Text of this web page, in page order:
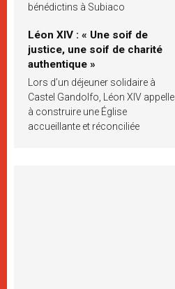
bénédictins à Subiaco
Léon XIV : « Une soif de
justice, une soif de charité
authentique »
Lors d’un déjeuner solidaire à
Castel Gandolfo, Léon XIV appelle
à construire une Église
accueillante et réconciliée